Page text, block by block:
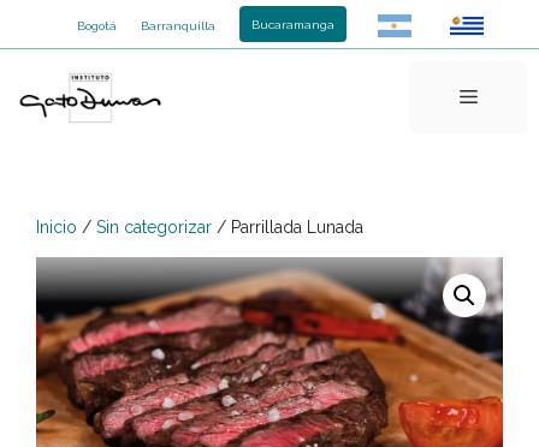
Bogotá Barranquilla Bucaramanga
Menú
Inicio / Sin categorizar / Parrillada Lunada